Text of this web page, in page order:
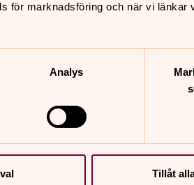
för marknadsföring och när vi länkar
Analys
Tillåt